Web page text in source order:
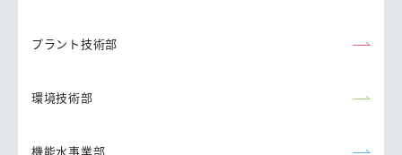
プラント技術部
環境技術部
機能水事業部